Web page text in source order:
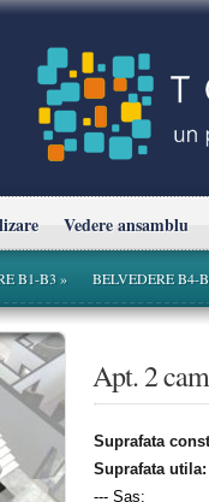
Vedere ansamblu
B1-B3» BELVEDERE B4-
Apt. 2
Suprafata
Suprafata utila:
--- Sas: